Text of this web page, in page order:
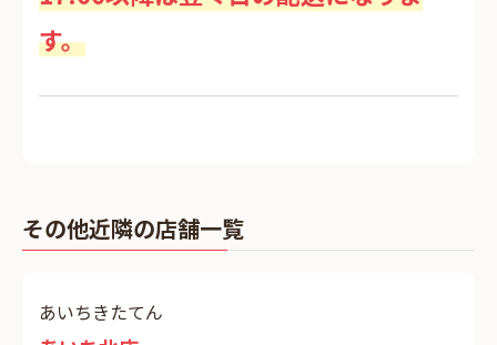
す。
その他近隣の店舗一覧
あいちきたてん